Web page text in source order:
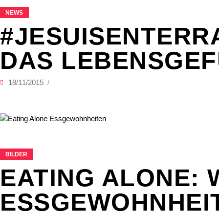
NEWS
DAS
18/11/2015
BILDER
EATING ALONE: